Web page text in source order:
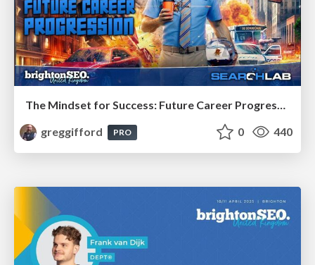
The Mindset for Success: Future Career Progression
greggifford
PRO 0 440